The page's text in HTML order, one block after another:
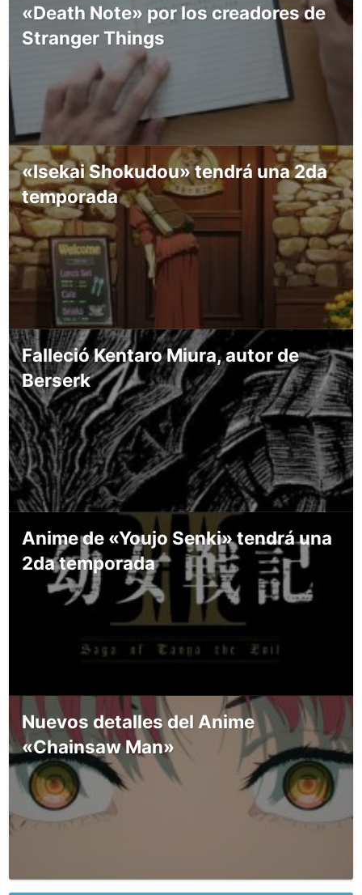
«Death Note» por los creadores de
Stranger Things
«Isekai Shokudou» tendrá una 2da
temporada
Falleció Kentaro Miura, autor de
Berserk
Anime de «Youjo Senki» tendrá una
2da temporada
Nuevos detalles del Anime
«Chainsaw Man»